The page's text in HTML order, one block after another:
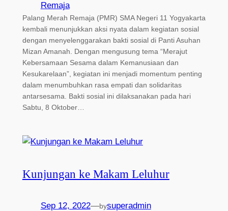
Remaja
Palang Merah Remaja (PMR) SMA Negeri 11 Yogyakarta
kembali menunjukkan aksi nyata dalam kegiatan sosial
dengan menyelenggarakan bakti sosial di Panti Asuhan
Mizan Amanah. Dengan mengusung tema “Merajut
Kebersamaan Sesama dalam Kemanusiaan dan
Kesukarelaan”, kegiatan ini menjadi momentum penting
dalam menumbuhkan rasa empati dan solidaritas
antarsesama. Bakti sosial ini dilaksanakan pada hari
Sabtu, 8 Oktober…
Kunjungan ke Makam Leluhur
Sep 12, 2022—bysuperadmin